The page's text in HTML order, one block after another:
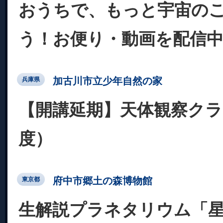
おうちで、もっと宇宙の
う！お便り・動画を配信
兵庫県 加古川市立少年自然の家
【開講延期】天体観察ク
度）
東京都 府中市郷土の森博物館
生解説プラネタリウム「